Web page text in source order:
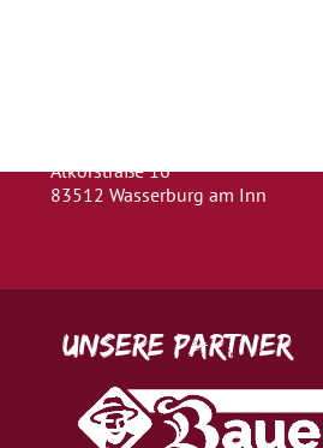
Alkorstraße 16
83512 Wasserburg am Inn
Unsere Partner